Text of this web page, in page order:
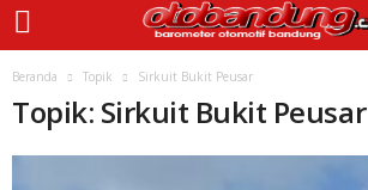
Beranda Topik Sirkuit Bukit Peusar
Topik: Sirkuit Bukit Peusar